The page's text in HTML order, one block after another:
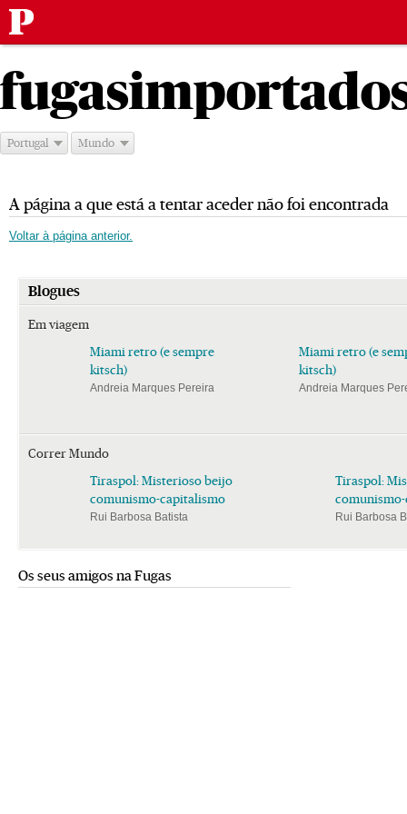
para
o
conteúdo
fugas
Portugal Mundo
A página a que está a tentar aceder não foi encontrada
Voltar à página anterior.
Blogues
Em viagem
Miami retro (e sempre
kitsch)
Andreia Marques Pereira
Miami retro (e
kitsch)
Andreia Marques
Correr Mundo
Tiraspol: Misterioso beijo
comunismo-capitalismo
Rui Barbosa Batista
Tiraspol:
Rui Barbosa
Os seus amigos na Fugas